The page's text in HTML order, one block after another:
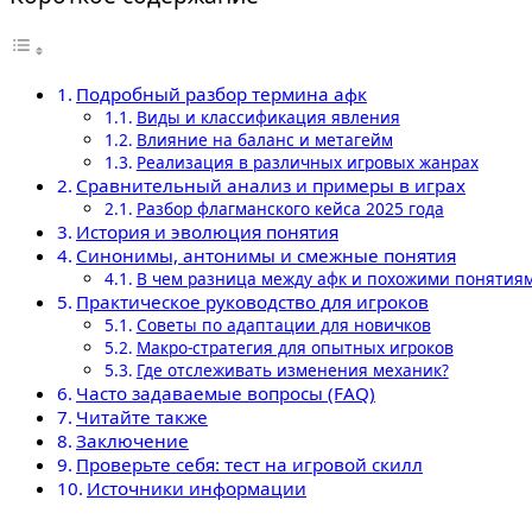
Подробный разбор термина афк
Виды и классификация явления
Влияние на баланс и метагейм
Реализация в различных игровых жанрах
Сравнительный анализ и примеры в играх
Разбор флагманского кейса 2025 года
История и эволюция понятия
Синонимы, антонимы и смежные понятия
В чем разница между афк и похожими
Практическое руководство для игроков
Советы по адаптации для новичков
Макро-стратегия для опытных игроков
Где отслеживать изменения механик?
Часто задаваемые вопросы (FAQ)
Читайте также
Заключение
Проверьте себя: тест на игровой скилл
Источники информации